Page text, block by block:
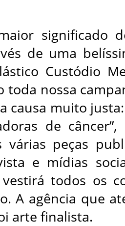
significado
de uma
Custódio
toda nossa
causa muito
de
várias peças
e mídias
todos os
A agência que
arte finalista.